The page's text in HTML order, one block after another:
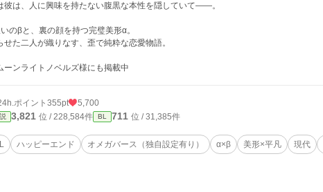
彼は、人に興味を持たない腹黒な本性を隠していて――。
のβと、裏の顔を持つ完璧美形α。
せた二人が織りなす、歪で純粋な恋愛物語。
ンライトノベルズ様にも掲載中
ポイント 355pt 5,700
3,821 位 / 228,584件 BL 711 位 / 31,385件
ハッピーエンド オメガバース（独自設定有り） α×β 美形×平凡 現代